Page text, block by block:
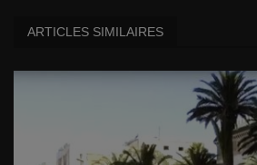
ARTICLES SIMILAIRES